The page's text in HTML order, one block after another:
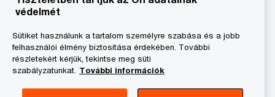
Adatkezelési tájékoztató
Jogi közlemény
A honlap fenntartója
védelmét
Sütiket használunk a tartalom személyre szabása és a jobb
felhasználói élmény biztosítása érdekében. További
részletekért kérjük, tekintse meg süti
szabályzatunkat. További információk